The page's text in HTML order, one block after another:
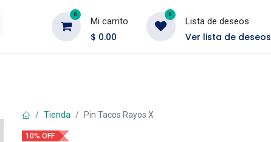
0
Mi carrito
$ 0.00
0
Lista de deseos
Ver lista de deseos
Tienda Pin Tacos Rayos X
10% OFF